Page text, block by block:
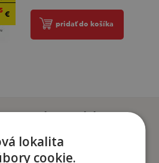
€
pridať do košíka
si kúpili
tiež kúpili
lokalita
cookie.